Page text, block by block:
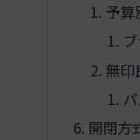
予算
無印
開閉方